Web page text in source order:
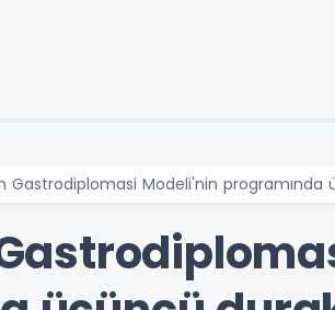
Gastrodiplomasi Modeli'nin